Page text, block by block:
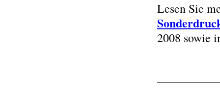
Lesen Sie
2008 sowie